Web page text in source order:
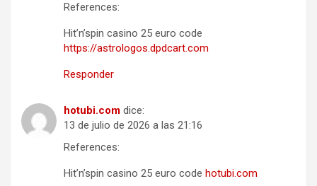
References:
Hit’n’spin casino 25 euro code
https://astrologos.dpdcart.com
Responder
hotubi.com dice:
13 de julio de 2026 a las 21:16
References:
Hit’n’spin casino 25 euro code hotubi.com